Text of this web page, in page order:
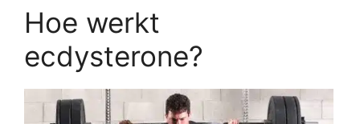
Hoe werkt
ecdysterone?